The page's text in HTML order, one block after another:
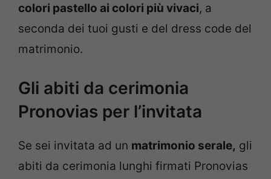
colori pastello ai colori più vivaci, a
seconda dei tuoi gusti e del dress code del
matrimonio.
Gli abiti da cerimonia
Pronovias per l’invitata
Se sei invitata ad un matrimonio serale, gli
abiti da cerimonia lunghi firmati Pronovias